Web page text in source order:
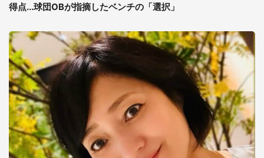
得点...球団OBが指摘したベンチの「選択」